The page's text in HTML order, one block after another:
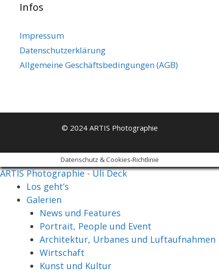
Infos
Impressum
Datenschutzerklärung
Allgemeine Geschäftsbedingungen (AGB)
© 2024 ARTIS Photographie
Datenschutz & Cookies-Richtlinie
ARTIS Photographie - Uli Deck
Los geht’s
Galerien
News und Features
Portrait, People und Event
Architektur, Urbanes und Luftaufnahmen
Wirtschaft
Kunst und Kultur